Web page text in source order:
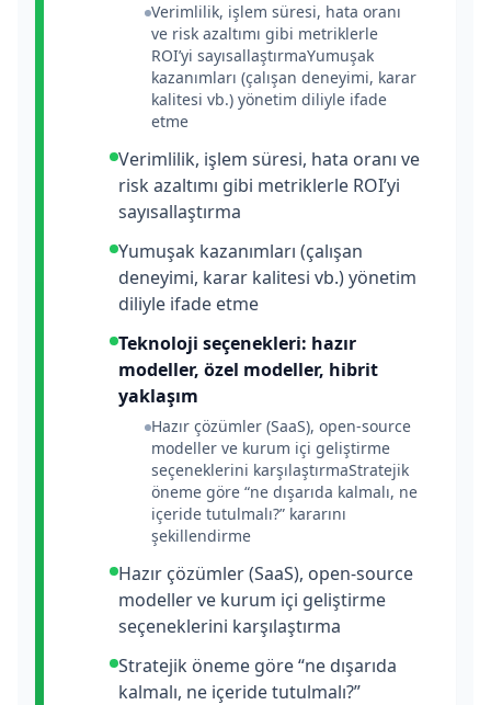
Verimlilik, işlem süresi, hata oranı
ve risk azaltımı gibi metriklerle
ROI’yi sayısallaştırmaYumuşak
kazanımları (çalışan deneyimi, karar
kalitesi vb.) yönetim diliyle ifade
etme
Verimlilik, işlem süresi, hata oranı ve
risk azaltımı gibi metriklerle ROI’yi
sayısallaştırma
Yumuşak kazanımları (çalışan
deneyimi, karar kalitesi vb.) yönetim
diliyle ifade etme
Teknoloji seçenekleri: hazır
modeller, özel modeller, hibrit
yaklaşım
Hazır çözümler (SaaS), open-source
modeller ve kurum içi geliştirme
seçeneklerini karşılaştırmaStratejik
öneme göre “ne dışarıda kalmalı, ne
içeride tutulmalı?” kararını
şekillendirme
Hazır çözümler (SaaS), open-source
modeller ve kurum içi geliştirme
seçeneklerini karşılaştırma
Stratejik öneme göre “ne dışarıda
kalmalı, ne içeride tutulmalı?”